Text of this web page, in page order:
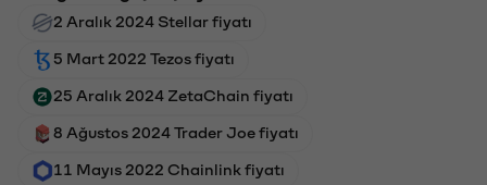
2 Aralık 2024 Stellar fiyatı
5 Mart 2022 Tezos fiyatı
25 Aralık 2024 ZetaChain fiyatı
8 Ağustos 2024 Trader Joe fiyatı
11 Mayıs 2022 Chainlink fiyatı